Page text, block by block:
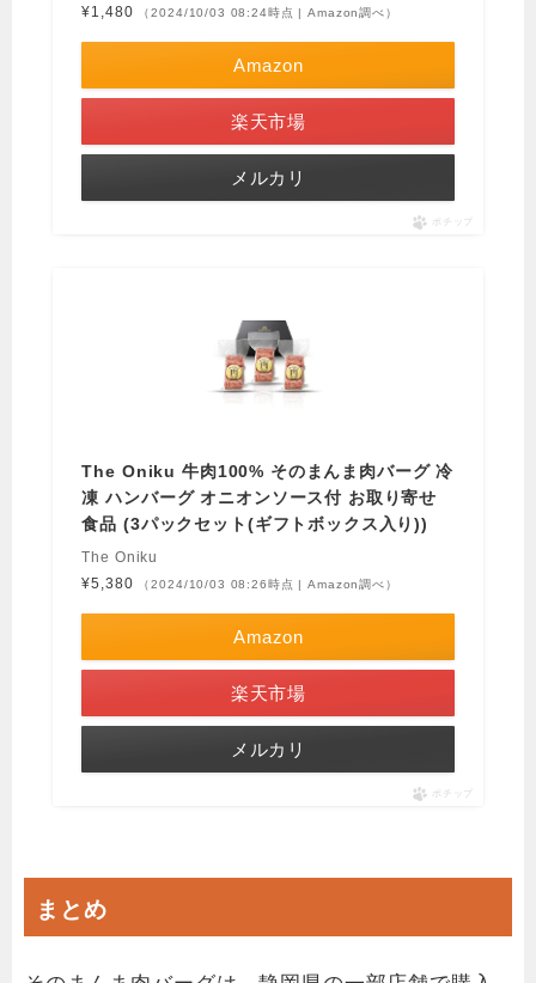
¥1,480
（2024/10/03 08:24時点 | Amazon調べ）
Amazon
楽天市場
メルカリ
ポチップ
The Oniku 牛肉100% そのまんま肉バーグ 冷
凍 ハンバーグ オニオンソース付 お取り寄せ
食品 (3パックセット(ギフトボックス入り))
The Oniku
¥5,380
（2024/10/03 08:26時点 | Amazon調べ）
Amazon
楽天市場
メルカリ
ポチップ
まとめ